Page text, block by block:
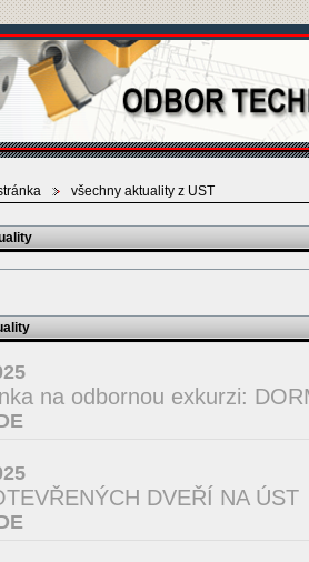
všechny aktuality z UST
na odbornou exkurzi:
DVEŘÍ NA ÚST